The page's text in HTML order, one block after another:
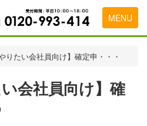
MENU
りたい会社員向け】確定申・・・
会社員向け】確